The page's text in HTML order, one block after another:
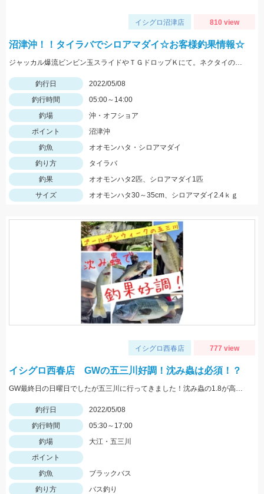
イシグロ沼津店 810 view
沼津沖！！タイラバでシロアマダイ☆お客様釣果情報☆
ジャッカル爆流ビンビン玉スライドやＴＧドロップＫにて。ネクタイのカラーは黒やチャートです！
釣行日
2022/05/08
釣行時間
05:00～14:00
釣場
沖・オフショア
ポイント
沼津沖
釣魚
オオモンハタ・シロアマダイ
釣り方
タイラバ
釣果
オオモンハタ2匹、シロアマダイ1匹
サイズ
オオモンハタ30～35cm、シロアマダイ2.4ｋｇ
イシグロ西春店 777 view
イシグロ西春店 GWの五三川好調！沈み蟲は必須！？
GW最終日の日曜日でしたが五三川に行ってきました！沈み蟲の1.8が高反応でした！沈み蟲1.8のズル引きで釣果を出せてオフセットフックなので根掛かりも少なくてオススメですよ！
釣行日
2022/05/08
釣行時間
05:30～17:00
釣場
大江・五三川
ポイント
釣魚
ブラックバス
釣り方
バス釣り